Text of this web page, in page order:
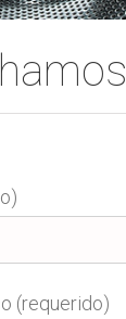
(requerido)